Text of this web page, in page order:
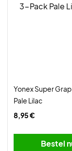
Yonex Super
Pale Lilac
8,95 €
Bestel